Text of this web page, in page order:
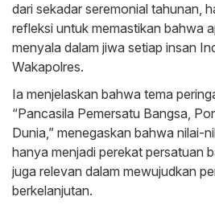
dari sekadar seremonial tahunan,
refleksi untuk memastikan bahwa
menyala dalam jiwa setiap insan
Wakapolres.
Ia menjelaskan bahwa tema
“Pancasila Pemersatu Bangsa,
Dunia,” menegaskan bahwa nilai-
hanya menjadi perekat persatuan
juga relevan dalam mewujudkan
berkelanjutan.